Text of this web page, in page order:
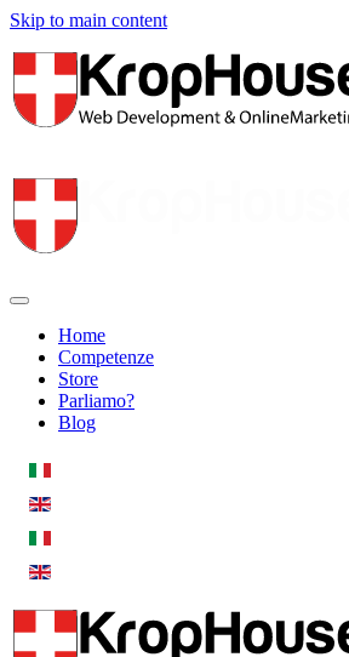
Skip to main content
Home
Competenze
Store
Parliamo?
Blog